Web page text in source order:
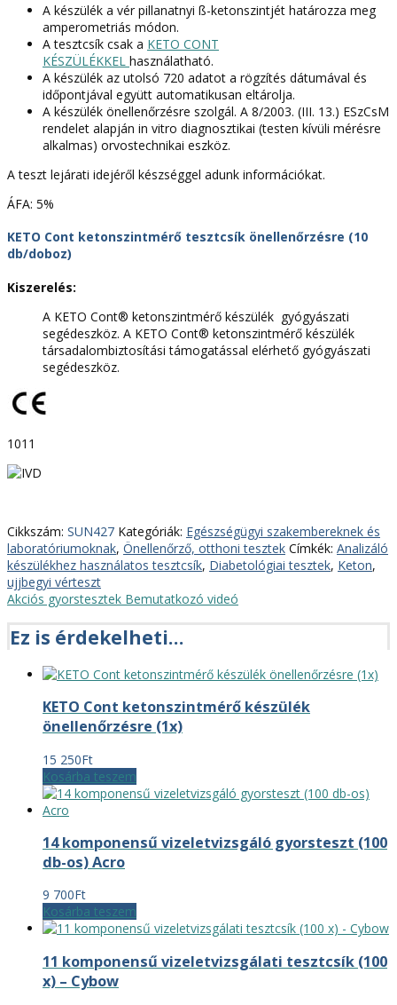
A készülék a vér pillanatnyi ß-ketonszintjét határozza meg
amperometriás módon.
A tesztcsík csak a KETO CONT
KÉSZÜLÉKKEL használatható.
A készülék az utolsó 720 adatot a rögzítés dátumával és
időpontjával együtt automatikusan eltárolja.
A készülék önellenőrzésre szolgál. A 8/2003. (III. 13.) ESzCsM
rendelet alapján in vitro diagnosztikai (testen kívüli mérésre
alkalmas) orvostechnikai eszköz.
A teszt lejárati idejéről készséggel adunk információkat.
ÁFA: 5%
KETO Cont ketonszintmérő tesztcsík önellenőrzésre (10
db/doboz)
Kiszerelés:
A KETO Cont® ketonszintmérő készülék gyógyászati
segédeszköz. A KETO Cont® ketonszintmérő készülék
társadalombiztosítási támogatással elérhető gyógyászati
segédeszköz.
1011
Cikkszám: SUN427 Kategóriák: Egészségügyi szakembereknek és
laboratóriumoknak, Önellenőrző, otthoni tesztek Címkék: Analizáló
készülékhez használatos tesztcsík, Diabetológiai tesztek, Keton,
ujjbegyi vérteszt
Akciós gyorstesztek Bemutatkozó videó
Ez is érdekelheti…
KETO Cont ketonszintmérő készülék
önellenőrzésre (1x)
15 250Ft
Kosárba teszem
14 komponensű vizeletvizsgáló gyorsteszt (100
db-os) Acro
9 700Ft
Kosárba teszem
11 komponensű vizeletvizsgálati tesztcsík (100
x) – Cybow